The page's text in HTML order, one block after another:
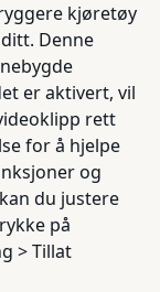
kjøretøy
Denne
er aktivert, vil
rett
for å hjelpe
og
du justere
på
> Tillat